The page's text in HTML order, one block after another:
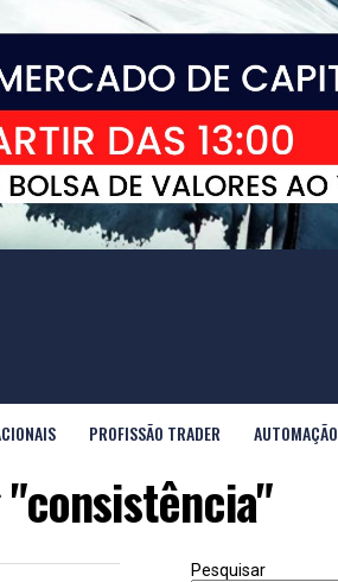
PROFISSÃO TRADER AUTOMAÇÃO
"consistência"
Pesquisar